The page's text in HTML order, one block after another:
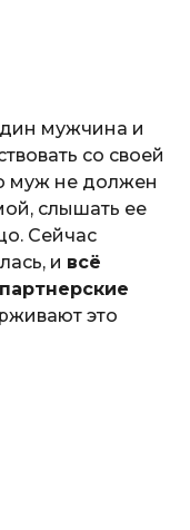
мужчина и
со своей
муж не должен
слышать ее
Сейчас
и всё
это